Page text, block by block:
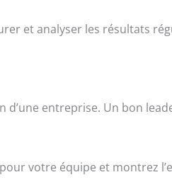
et analyser les résultats
d’une entreprise. Un bon
votre équipe et montrez